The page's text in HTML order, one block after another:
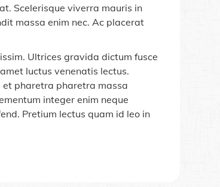
Scelerisque viverra mauris in
massa enim nec. Ac placerat
Ultrices gravida dictum fusce
luctus venenatis lectus.
et pharetra pharetra massa
integer enim neque
Pretium lectus quam id leo in